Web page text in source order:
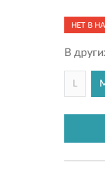
НЕТ В
В
L